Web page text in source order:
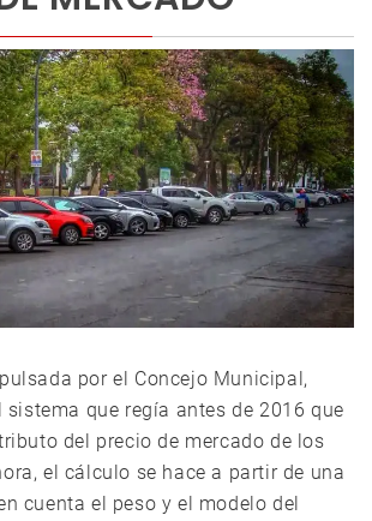
por el Concejo Municipal,
que regía antes de 2016 que
del precio de mercado de los
el cálculo se hace a partir de una
cuenta el peso y el modelo del